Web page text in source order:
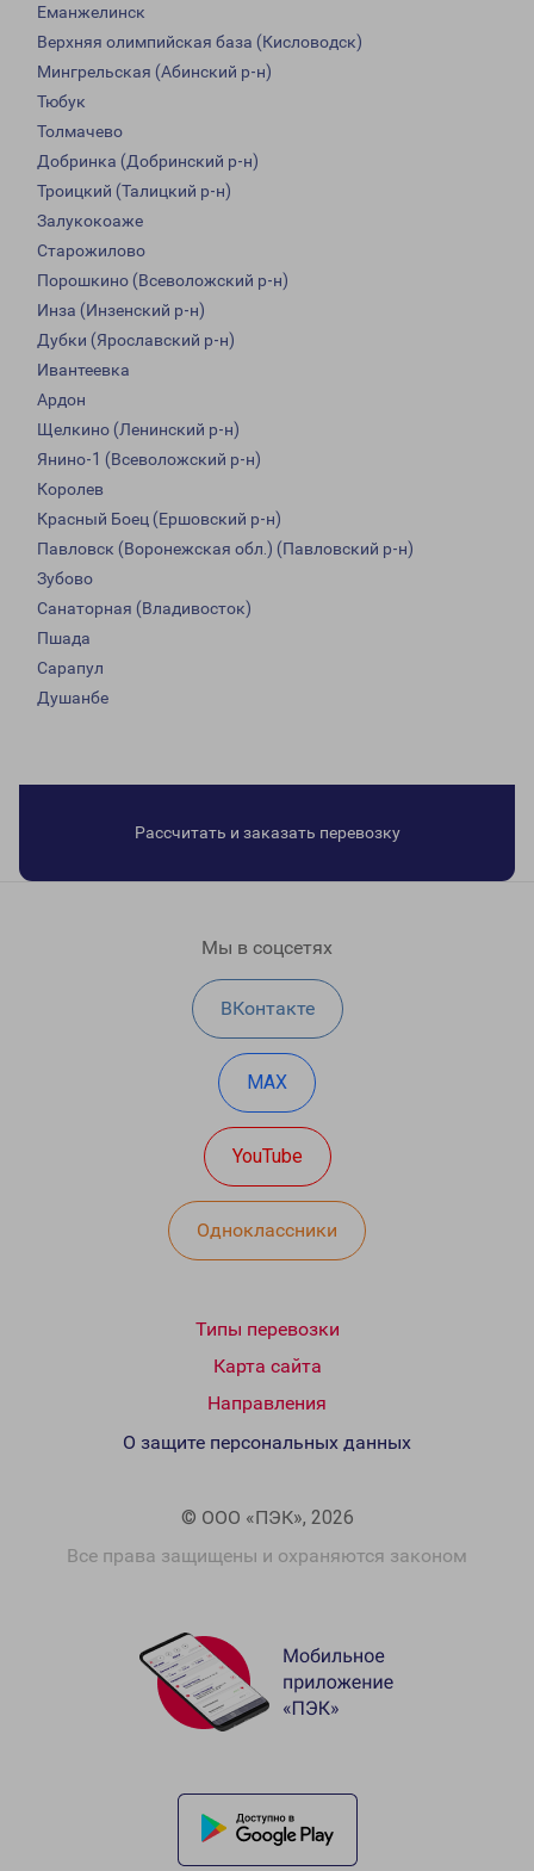
Еманжелинск
Верхняя олимпийская база (Кисловодск)
Мингрельская (Абинский р-н)
Тюбук
Толмачево
Добринка (Добринский р-н)
Троицкий (Талицкий р-н)
Залукокоаже
Старожилово
Порошкино (Всеволожский р-н)
Инза (Инзенский р-н)
Дубки (Ярославский р-н)
Ивантеевка
Ардон
Щелкино (Ленинский р-н)
Янино-1 (Всеволожский р-н)
Королев
Красный Боец (Ершовский р-н)
Павловск (Воронежская обл.) (Павловский р-н)
Зубово
Санаторная (Владивосток)
Пшада
Сарапул
Душанбе
Рассчитать и заказать перевозку
Мы в соцсетях
ВКонтакте
MAX
YouTube
Одноклассники
Типы перевозки
Карта сайта
Направления
© ООО «ПЭК», 2026
Все права защищены и охраняются законом
О защите персональных данных